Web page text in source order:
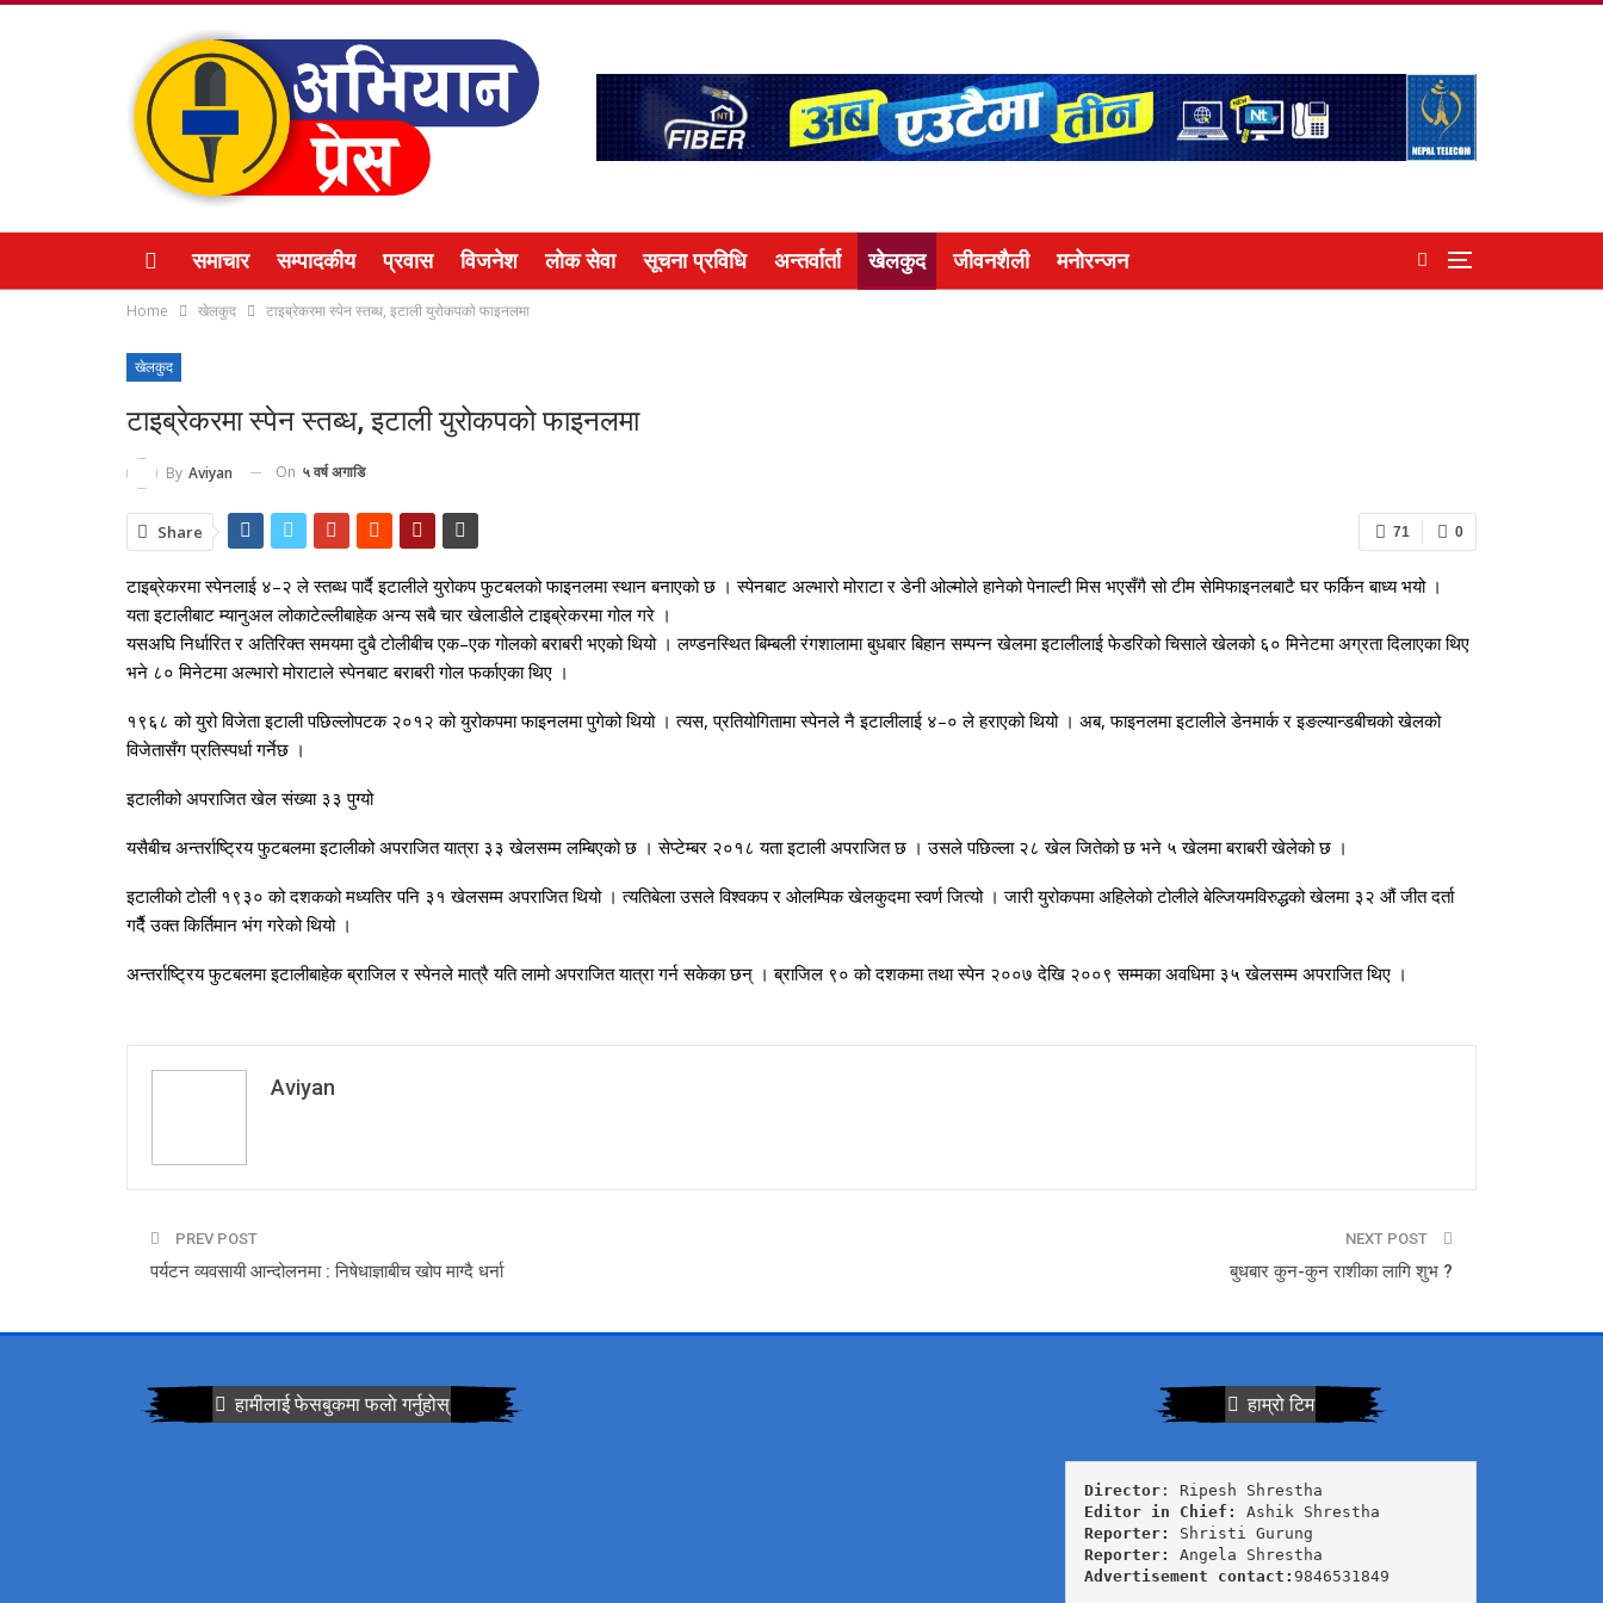
समाचार सम्पादकीय प्रवास विजनेश लोक सेवा सूचना प्रविधि अन्तर्वार्ता खेलकुद जीवनशैली मनोरन्जन
Home खेलकुद टाइब्रेकरमा स्पेन स्तब्ध, इटाली युरोकपको फाइनलमा
खेलकुद
टाइब्रेकरमा स्पेन स्तब्ध, इटाली युरोकपको फाइनलमा
By Aviyan On ५ वर्ष अगाडि
0
71
Share
टाइब्रेकरमा स्पेनलाई ४–२ ले स्तब्ध पार्दै इटालीले युरोकप फुटबलको फाइनलमा स्थान बनाएको छ । स्पेनबाट अल्भारो मोराटा र डेनी ओल्मोले हानेको पेनाल्टी मिस भएसँगै सो टीम सेमिफाइनलबाटै घर फर्किन बाध्य भयो ।
यता इटालीबाट म्यानुअल लोकाटेल्लीबाहेक अन्य सबै चार खेलाडीले टाइब्रेकरमा गोल गरे ।
यसअघि निर्धारित र अतिरिक्त समयमा दुबै टोलीबीच एक–एक गोलको बराबरी भएको थियो । लण्डनस्थित बिम्बली रंगशालामा बुधबार बिहान सम्पन्न खेलमा इटालीलाई फेडरिको चिसाले खेलको ६० मिनेटमा अग्रता दिलाएका थिए
भने ८० मिनेटमा अल्भारो मोराटाले स्पेनबाट बराबरी गोल फर्काएका थिए ।
१९६८ को युरो विजेता इटाली पछिल्लोपटक २०१२ को युरोकपमा फाइनलमा पुगेको थियो । त्यस, प्रतियोगितामा स्पेनले नै इटालीलाई ४–० ले हराएको थियो । अब, फाइनलमा इटालीले डेनमार्क र इङल्यान्डबीचको खेलको
विजेतासँग प्रतिस्पर्धा गर्नेछ ।
इटालीको अपराजित खेल संख्या ३३ पुग्यो
यसैबीच अन्तर्राष्ट्रिय फुटबलमा इटालीको अपराजित यात्रा ३३ खेलसम्म लम्बिएको छ । सेप्टेम्बर २०१८ यता इटाली अपराजित छ । उसले पछिल्ला २८ खेल जितेको छ भने ५ खेलमा बराबरी खेलेको छ ।
इटालीको टोली १९३० को दशकको मध्यतिर पनि ३१ खेलसम्म अपराजित थियो । त्यतिबेला उसले विश्वकप र ओलम्पिक खेलकुदमा स्वर्ण जित्यो । जारी युरोकपमा अहिलेको टोलीले बेल्जियमविरुद्धको खेलमा ३२ औं जीत दर्ता
गर्दैै उक्त किर्तिमान भंग गरेको थियो ।
अन्तर्राष्ट्रिय फुटबलमा इटालीबाहेक ब्राजिल र स्पेनले मात्रै यति लामो अपराजित यात्रा गर्न सकेका छन् । ब्राजिल ९० को दशकमा तथा स्पेन २००७ देखि २००९ सम्मका अवधिमा ३५ खेलसम्म अपराजित थिए ।
Aviyan
PREV POST
पर्यटन व्यवसायी आन्दोलनमा : निषेधाज्ञाबीच खोप माग्दै धर्ना
NEXT POST
बुधबार कुन-कुन राशीका लागि शुभ ?
हामीलाई फेसबुकमा फलाे गर्नुहोस् हाम्रो टिम
Director
Editor in Chief:
Reporter:
Reporter:
Advertisement contact: 9846531849